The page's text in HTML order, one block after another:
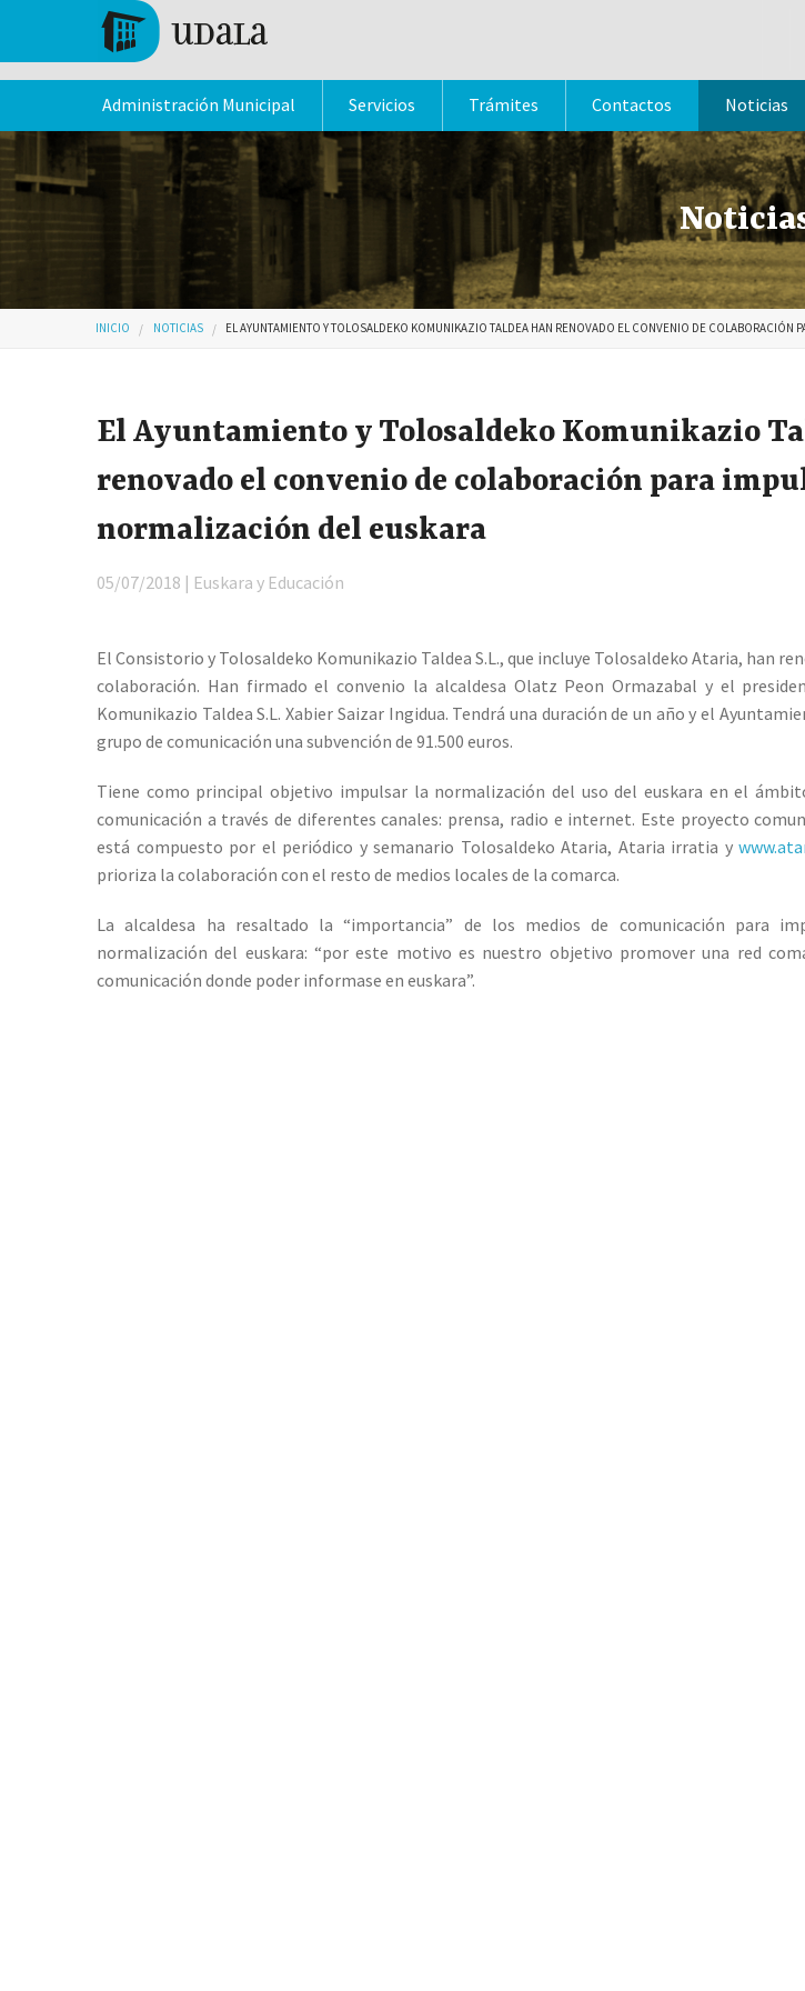
Pasar al contenido principal
Administración Municipal Servicios Trámites Contactos Noticias
Usted está aquí
INICIO NOTICIAS EL AYUNTAMIENTO Y TOLOSALDEKO KOMUNIKAZIO TALDEA HAN RENOVADO EL CONVENIO DE COLABORACIÓN
El Ayuntamiento y Tolosaldeko Komunikazio
renovado el convenio de colaboración para
normalización del euskara
05/07/2018 | Euskara y Educación
El Consistorio y Tolosaldeko Komunikazio Taldea S.L., que incluye Tolosaldeko Ataria, han
colaboración. Han firmado el convenio la alcaldesa Olatz Peon Ormazabal y el
Komunikazio Taldea S.L. Xabier Saizar Ingidua. Tendrá una duración de un año y el
grupo de comunicación una subvención de 91.500 euros.
Tiene como principal objetivo impulsar la normalización del uso del euskara en el
comunicación a través de diferentes canales: prensa, radio e internet. Este proyecto
está compuesto por el periódico y semanario Tolosaldeko Ataria, Ataria irratia y
prioriza la colaboración con el resto de medios locales de la comarca.
La alcaldesa ha resaltado la “importancia” de los medios de comunicación para
normalización del euskara: “por este motivo es nuestro objetivo promover una red
comunicación donde poder informase en euskara”.